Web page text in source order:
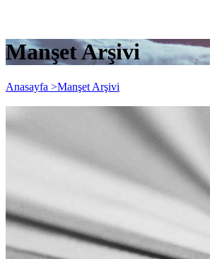
Manşet Arşivi
Anasayfa >Manşet Arşivi
Yurt Dışından,
Mükellefi Olmayan